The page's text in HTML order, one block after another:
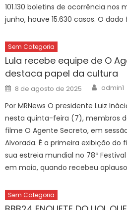
101.130 boletins de ocorrência
junho, houve 15.630 casos. O dado
Sem Categoria
Lula recebe equipe de O
destaca papel da cultura
Posted
on
8 de agosto de 2025 Author
admin1
Por MRNews O presidente Luiz
nesta quinta-feira (7), membros
filme O Agente Secreto, em
Alvorada. É a primeira exibição do
sua estreia mundial no 78º
em maio, quando recebeu
Sem Categoria